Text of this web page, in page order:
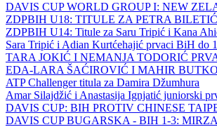
DAVIS CUP WORLD GROUP I: NEW
ZDPBIH U18: TITULE ZA PETRA
ZDPBIH U14: Titule za Saru Tripić i Kana
Sara Tripić i Adian Kurtćehajić prvaci BiH do
TARA JOKIĆ I NEMANJA TODORIĆ
EDA-LARA ŠAĆIROVIĆ I MAHIR
ATP Challenger titula za Damira Džumhura
Amar Silajdžić i Anastasija Ignjatić juniorski
DAVIS CUP: BIH PROTIV CHINESE
DAVIS CUP BUGARSKA - BIH 1-3: